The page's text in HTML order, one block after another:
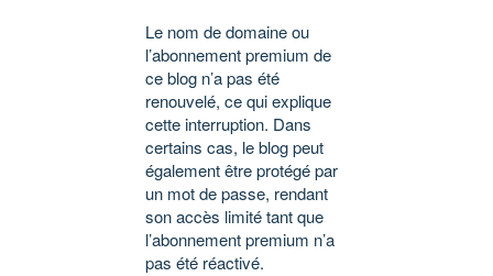
Le nom de domaine ou
l’abonnement premium de
ce blog n’a pas été
renouvelé, ce qui explique
cette interruption. Dans
certains cas, le blog peut
également être protégé par
un mot de passe, rendant
son accès limité tant que
l’abonnement premium n’a
pas été réactivé.